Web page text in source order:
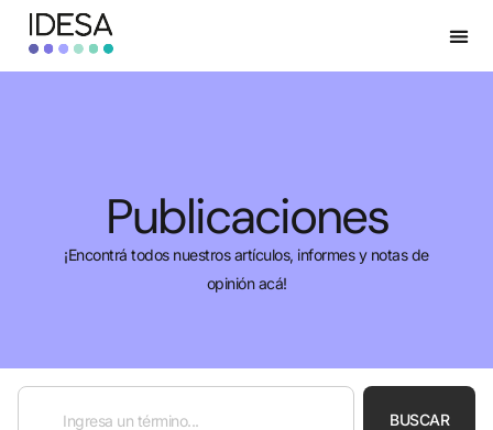
Publicaciones
¡Encontrá todos nuestros artículos, informes y notas de
opinión acá!
BUSCAR